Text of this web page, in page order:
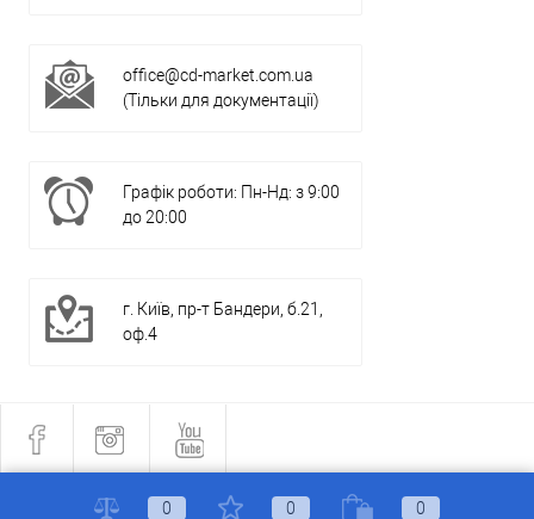
office@cd-market.com.ua
(Тільки для документації)
Графік роботи: Пн-Нд: з 9:00
до 20:00
г. Київ, пр-т Бандери, б.21,
оф.4
0 0 0